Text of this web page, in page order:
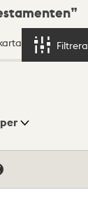
Filtrera